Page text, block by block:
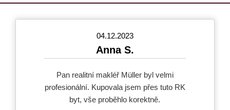
04.12.2023
Anna S.
Pan realitní makléř Müller byl velmi
profesionální. Kupovala jsem přes tuto RK
byt, vše proběhlo korektně.